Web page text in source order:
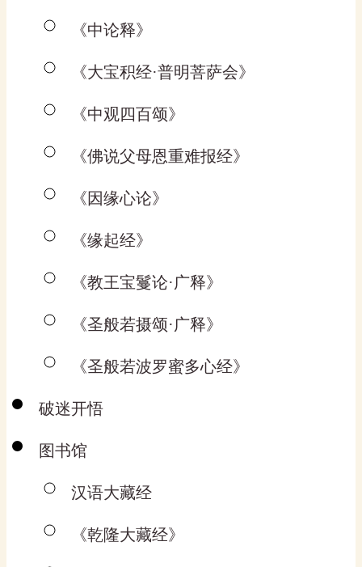
《中论释》
《大宝积经·普明菩萨会》
《中观四百颂》
《佛说父母恩重难报经》
《因缘心论》
《缘起经》
《教王宝鬘论·广释》
《圣般若摄颂·广释》
《圣般若波罗蜜多心经》
破迷开悟
图书馆
汉语大藏经
《乾隆大藏经》